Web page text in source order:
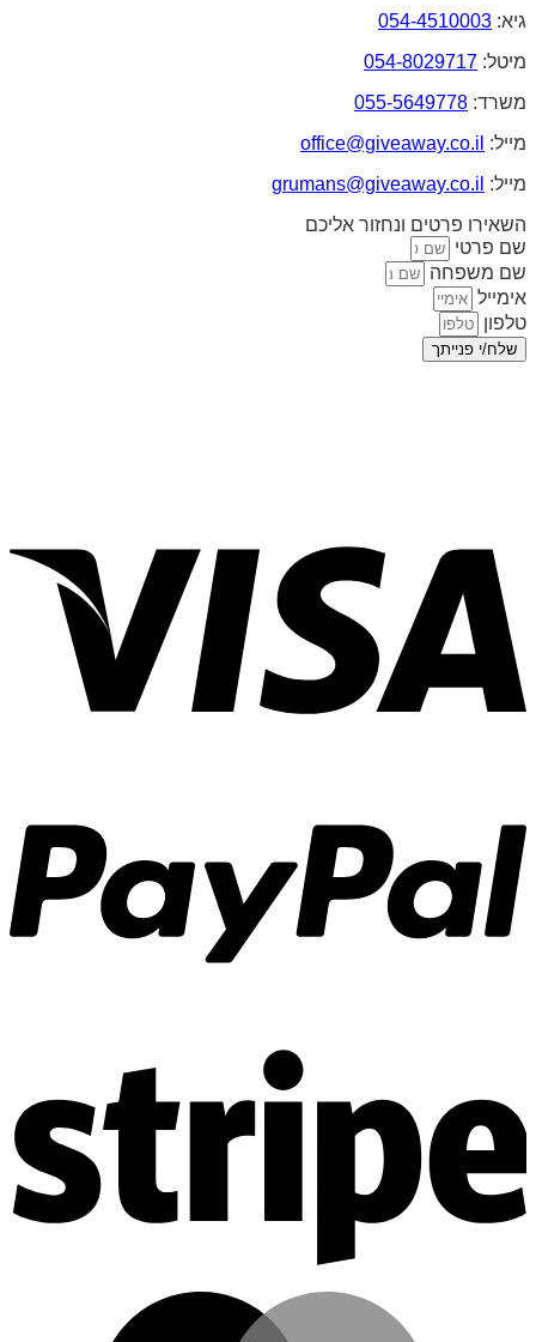
גיא: 054-4510003
מיטל: 054-8029717
משרד: 055-5649778
מייל: office@giveaway.co.il
מייל: grumans@giveaway.co.il
השאירו פרטים ונחזור אליכם
שם פרטי
שם משפחה
אימייל
טלפון
שלח/י פנייתך